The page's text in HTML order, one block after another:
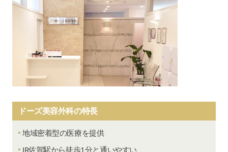
ドーズ美容外科の特長
地域密着型の医療を提供
JR佐賀駅から徒歩1分と通いやすい